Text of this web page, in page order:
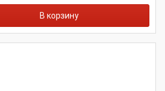
В корзину